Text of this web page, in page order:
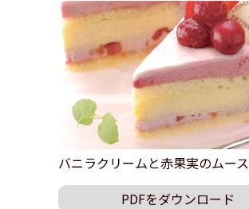
バニラクリームと赤果実のムース
PDFをダウンロード